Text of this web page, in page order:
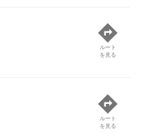
ルート
を見る
ルート
を見る